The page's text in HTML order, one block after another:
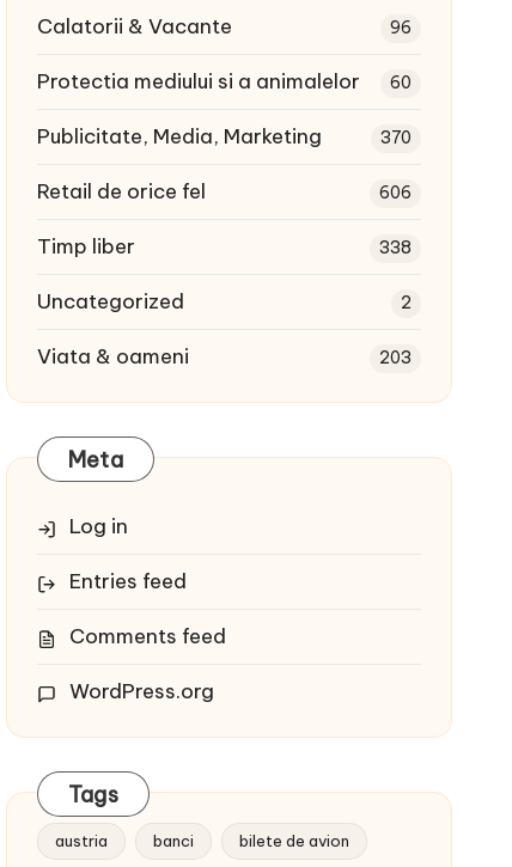
Calatorii & Vacante 96
Protectia mediului si a animalelor 60
Publicitate, Media, Marketing 370
Retail de orice fel 606
Timp liber 338
Uncategorized 2
Viata & oameni 203
Meta
Log in
Entries feed
Comments feed
WordPress.org
Tags
austria banci bilete de avion